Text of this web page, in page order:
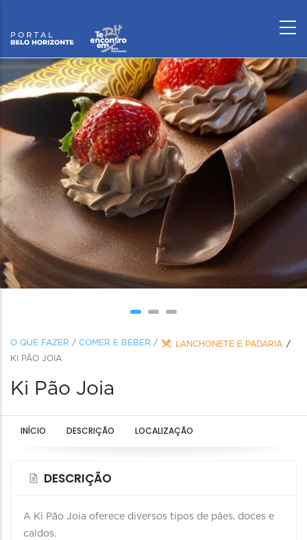
O QUE FAZER / COMER E BEBER /
LANCHONETE E PADARIA
KI PÃO JOIA
Ki Pão Joia
INÍCIO DESCRIÇÃO LOCALIZAÇÃO
DESCRIÇÃO
A Ki Pão Joia oferece diversos tipos de pães, doces e
caldos.